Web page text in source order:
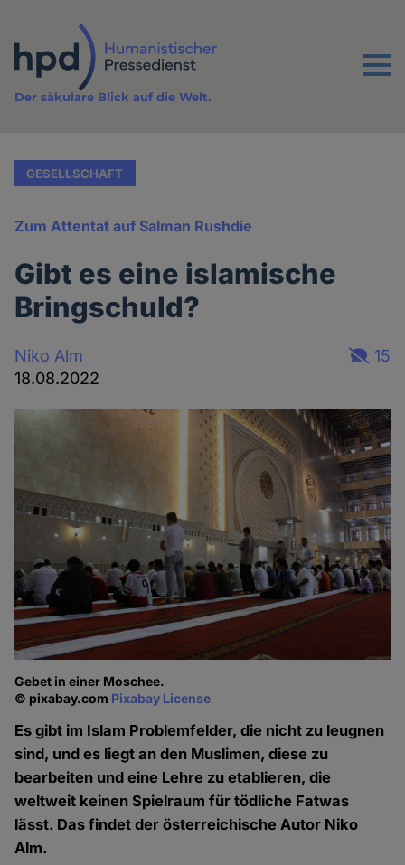
Inhalt
Menu
Der säkulare Blick auf die Welt.
GESELLSCHAFT
Zum Attentat auf Salman Rushdie
Gibt es eine islamische
Bringschuld?
Niko Alm
18.08.2022
15
Gebet in einer Moschee.
© pixabay.com Pixabay License
Es gibt im Islam Problemfelder, die nicht zu leugnen
sind, und es liegt an den Muslimen, diese zu
bearbeiten und eine Lehre zu etablieren, die
weltweit keinen Spielraum für tödliche Fatwas
lässt. Das findet der österreichische Autor Niko
Alm.